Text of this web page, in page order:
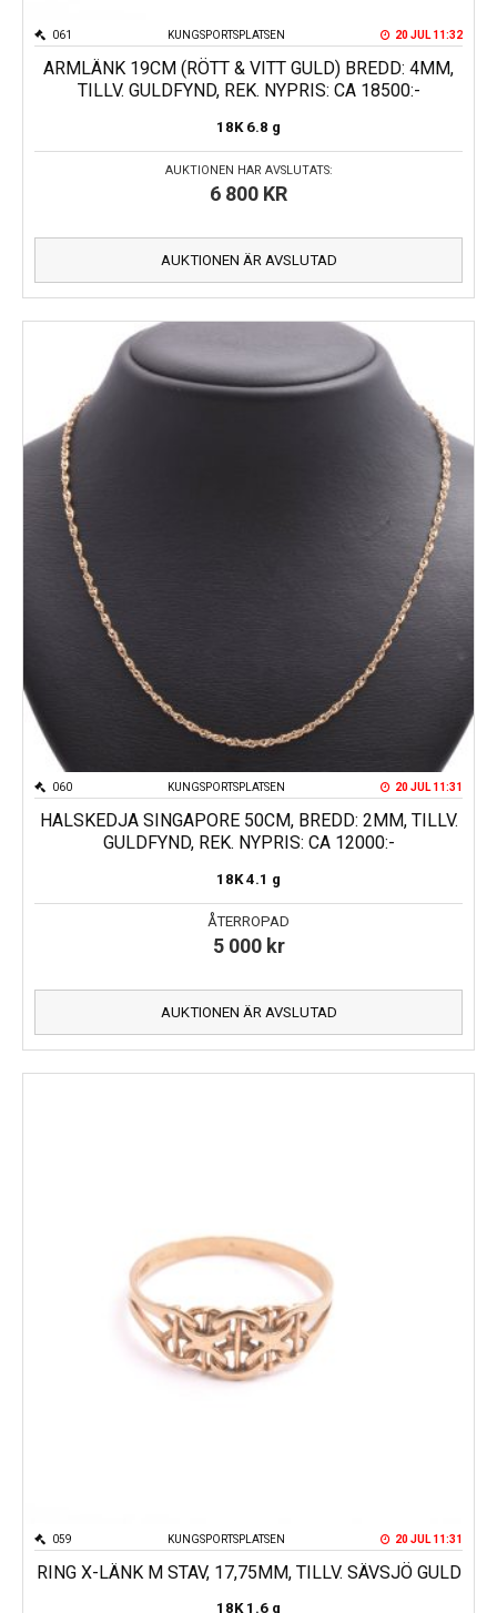
KUNGSPORTSPLATSEN
061 20 JUL 11:32
ARMLÄNK 19CM (RÖTT & VITT GULD) BREDD: 4MM,
TILLV. GULDFYND, REK. NYPRIS: CA 18500:-
18K 6.8 g
AUKTIONEN HAR AVSLUTATS:
6 800 KR
AUKTIONEN ÄR AVSLUTAD
KUNGSPORTSPLATSEN
060 20 JUL 11:31
HALSKEDJA SINGAPORE 50CM, BREDD: 2MM, TILLV.
GULDFYND, REK. NYPRIS: CA 12000:-
18K 4.1 g
ÅTERROPAD
5 000 kr
AUKTIONEN ÄR AVSLUTAD
KUNGSPORTSPLATSEN
059 20 JUL 11:31
RING X-LÄNK M STAV, 17,75MM, TILLV. SÄVSJÖ GULD
18K 1.6 g